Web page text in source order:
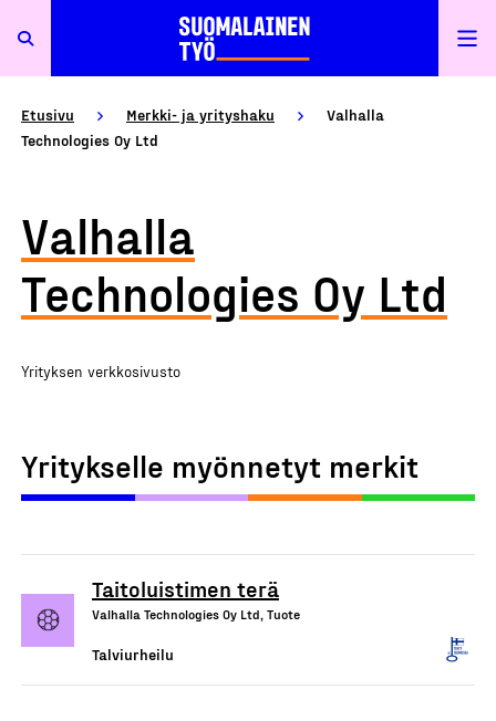
Etusivu Merkki- ja yrityshaku
Valhalla
Technologies Oy Ltd
Valhalla
Technologies Oy Ltd
Yrityksen verkkosivusto
Yritykselle myönnetyt merkit
Taitoluistimen terä
Valhalla Technologies Oy Ltd, Tuote
Talviurheilu